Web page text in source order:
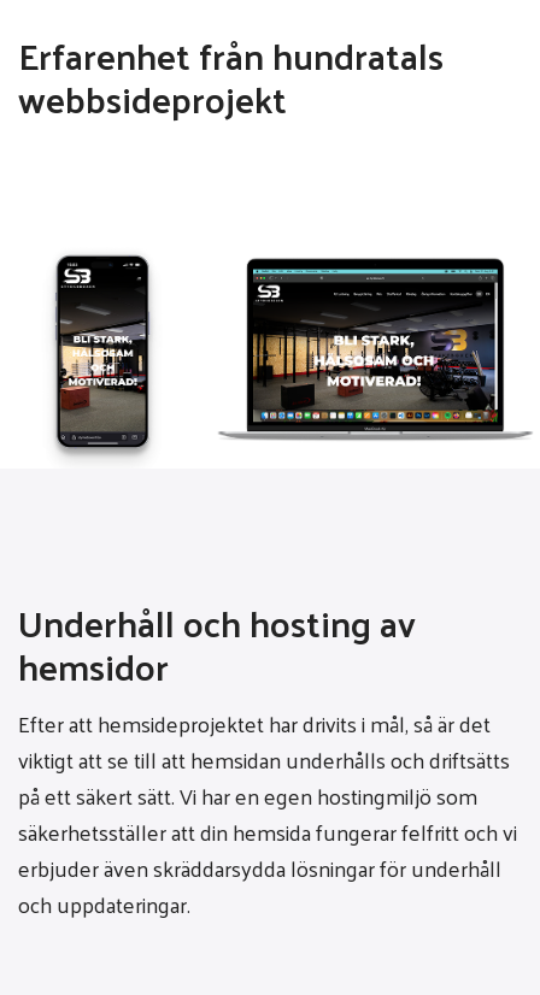
Erfarenhet från hundratals
webbsideprojekt
Underhåll och hosting av
hemsidor
Efter att hemsideprojektet har drivits i mål, så är det
viktigt att se till att hemsidan underhålls och driftsätts
på ett säkert sätt. Vi har en egen hostingmiljö som
säkerhetsställer att din hemsida fungerar felfritt och vi
erbjuder även skräddarsydda lösningar för underhåll
och uppdateringar.